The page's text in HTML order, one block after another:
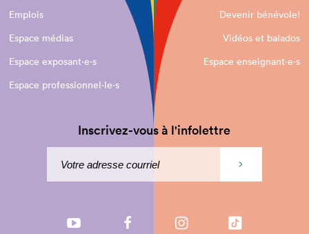
Emplois
Devenir bénévole!
Espace médias
Vidéos et balados
Espace exposant·e⋅s
Espace enseignant·e⋅s
Espace professionnel·le⋅s
Inscrivez-vous à l'infolettre